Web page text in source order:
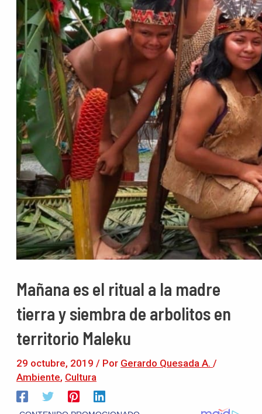
Mañana es el ritual a la madre
tierra y siembra de arbolitos en
territorio Maleku
29 octubre, 2019 / Por Gerardo Quesada A. /
Ambiente, Cultura